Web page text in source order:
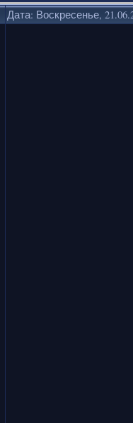
Дата: Воскресенье,